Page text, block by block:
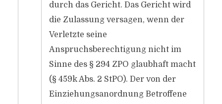
durch das Gericht. Das Gericht wird
die Zulassung versagen, wenn der
Verletzte seine
Anspruchsberechtigung nicht im
Sinne des § 294 ZPO glaubhaft macht
(§ 459k Abs. 2 StPO). Der von der
Einziehungsanordnung Betroffene